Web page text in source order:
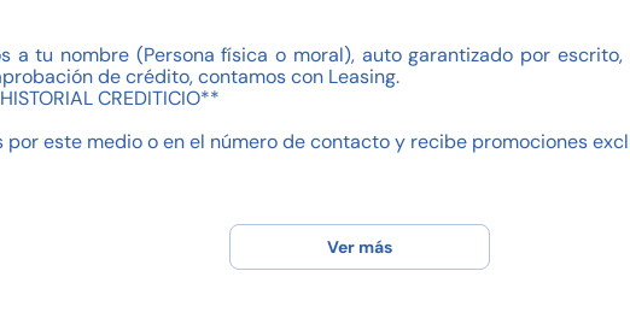
a tu nombre (Persona física o moral), auto garantizado por
de crédito, contamos con Leasing.
CREDITICIO**
por este medio o en el número de contacto y recibe promociones
Ver más